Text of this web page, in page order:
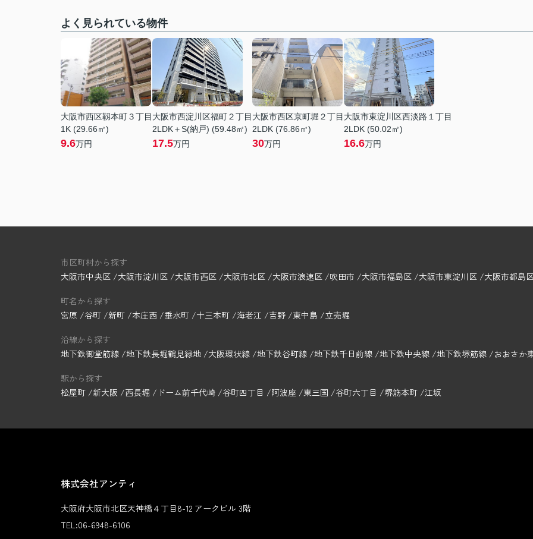
よく見られている物件
大阪市西区靱本町３丁目
1K (29.66㎡)
9.6万円
大阪市西淀川区福町２丁目
2LDK＋S(納戸) (59.48㎡)
17.5万円
大阪市西区京町堀２丁目
2LDK (76.86㎡)
30万円
大阪市東淀川区西淡路１丁目
2LDK (50.02㎡)
16.6万円
市区町村から探す
大阪市中央区
大阪市淀川区 大阪市西区 大阪市北区 大阪市浪速区 吹田市 大阪市福島区 大阪市東淀川区 大阪市都島
町名から探す
宮原
谷町 新町 本庄西 垂水町 十三本町 海老江 吉野 東中島 立売堀
沿線から探す
地下鉄御堂筋線 地下鉄長堀鶴見緑地 大阪環状線 地下鉄谷町線 地下鉄千日前線 地下鉄中央線 地下鉄堺筋線 おおさか
駅から探す
松屋町 新大阪 西長堀 ドーム前千代崎 谷町四丁目 阿波座 東三国 谷町六丁目 堺筋本町 江坂
株式会社アンティ
大阪府大阪市北区天神橋４丁目8-12 アークビル 3階
TEL:06-6948-6106